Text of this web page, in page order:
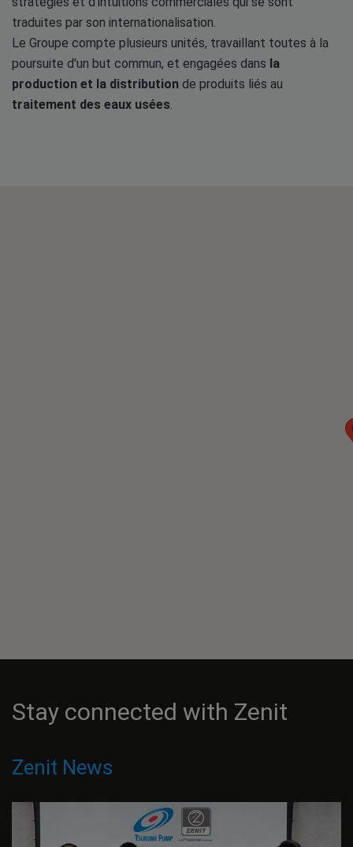
traduites par son internationalisation.
Le Groupe compte plusieurs unités, travaillant toutes à la
poursuite d'un but commun, et engagées dans la
production et la distribution de produits liés au
traitement des eaux usées.
Stay connected with Zenit
Zenit News